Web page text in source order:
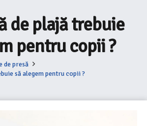
de plajă trebuie
pentru copii ?
de presă
să alegem pentru copii ?